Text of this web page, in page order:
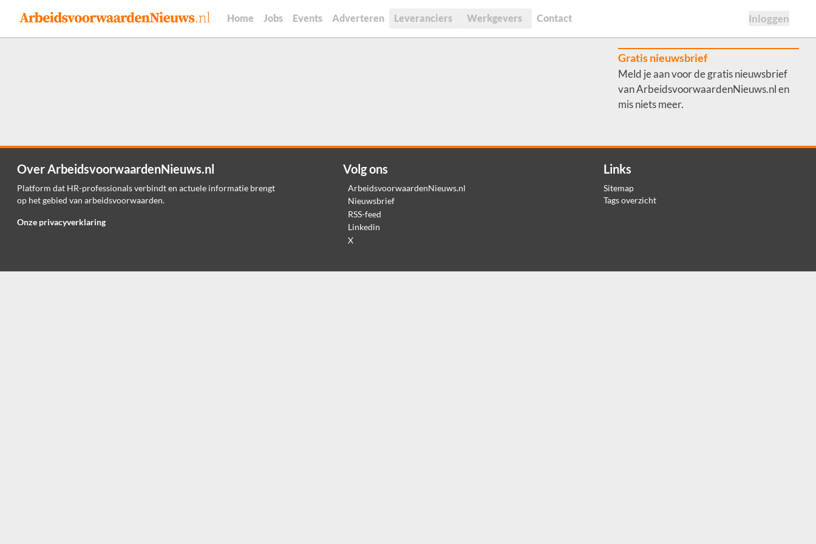
Home Jobs Events Adverteren Leveranciers Werkgevers Contact Inloggen
Gratis nieuwsbrief
Meld je aan voor de gratis nieuwsbrief
van ArbeidsvoorwaardenNieuws.nl en
mis niets meer.
Over ArbeidsvoorwaardenNieuws.nl
Platform dat HR-professionals verbindt en actuele informatie brengt
op het gebied van arbeidsvoorwaarden.
Onze privacyverklaring
Volg ons
ArbeidsvoorwaardenNieuws.nl
Nieuwsbrief
RSS-feed
Linkedin
X
Links
Sitemap
Tags overzicht